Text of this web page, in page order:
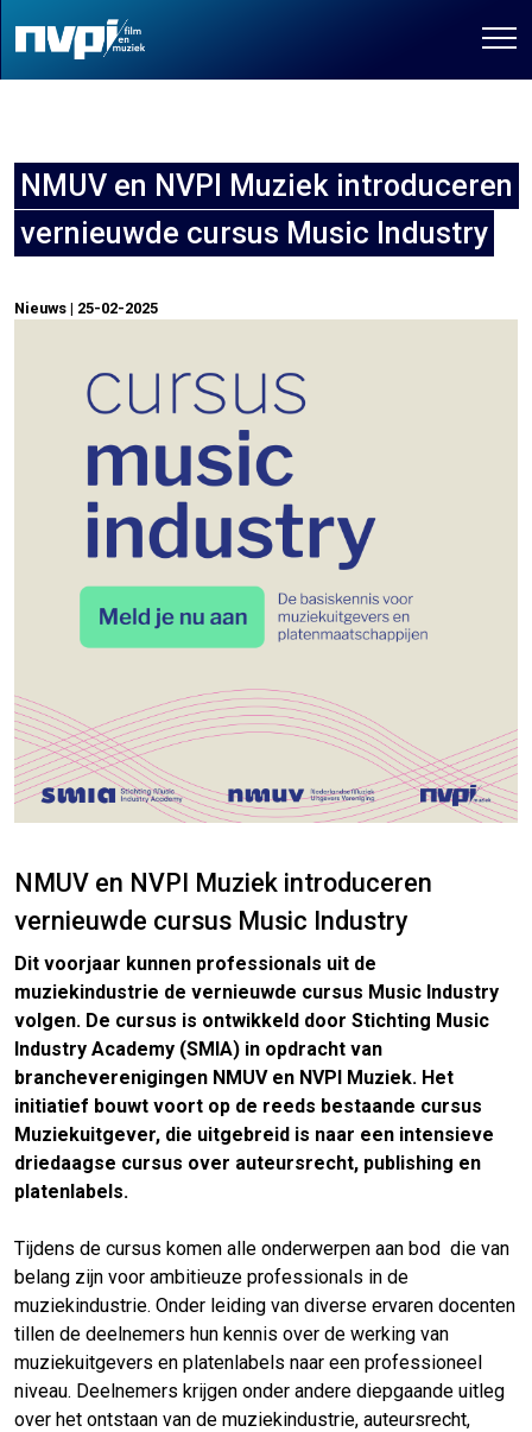
NMUV en NVPI Muziek introduceren
vernieuwde cursus Music Industry
Nieuws | 25-02-2025
NMUV en NVPI Muziek introduceren
vernieuwde cursus Music Industry
Dit voorjaar kunnen professionals uit de
muziekindustrie de vernieuwde cursus Music Industry
volgen. De cursus is ontwikkeld door Stichting Music
Industry Academy (SMIA) in opdracht van
brancheverenigingen NMUV en NVPI Muziek. Het
initiatief bouwt voort op de reeds bestaande cursus
Muziekuitgever, die uitgebreid is naar een intensieve
driedaagse cursus over auteursrecht, publishing en
platenlabels.
Tijdens de cursus komen alle onderwerpen aan bod die van
belang zijn voor ambitieuze professionals in de
muziekindustrie. Onder leiding van diverse ervaren docenten
tillen de deelnemers hun kennis over de werking van
muziekuitgevers en platenlabels naar een professioneel
niveau. Deelnemers krijgen onder andere diepgaande uitleg
over het ontstaan van de muziekindustrie, auteursrecht,